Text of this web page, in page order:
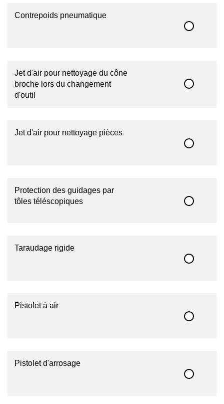
Contrepoids pneumatique
Jet d'air pour nettoyage du cône
broche lors du changement
d'outil
Jet d'air pour nettoyage pièces
Protection des guidages par
tôles téléscopiques
Taraudage rigide
Pistolet à air
Pistolet d'arrosage